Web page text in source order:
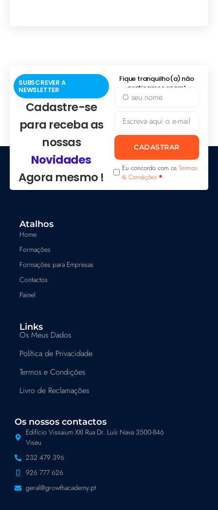
SUBSCREVER A
NEWSLETTER
Cadastre-se
para receba as
nossas
Novidades
Agora mesmo !
Fique tranquilho(a) não
praticamos spam!
CADASTRAR
Eu concordo com os Termos
& Condições *
Atalhos
Home
Formações
Formações para Empresas
Contactos
Painel
Links
Os Meus Dados
Política de Privacidade
Termos e Condições
Livro de Reclamações
Os nossos contactos
Edifício Vissaium XXI Rua Dr. Luís Nava 3500-846
Viseu
232 479 396
926 777 626
geral@growthacademy.pt